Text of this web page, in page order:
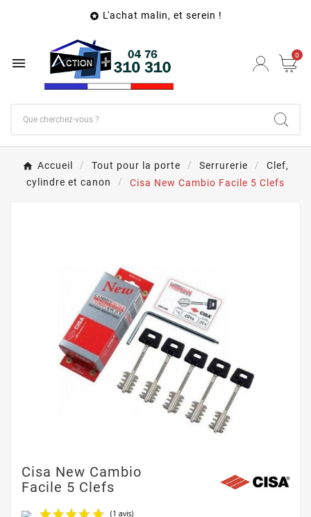
 L'achat malin, et serein !
 0
Accueil Tout pour la porte Serrurerie
Clef,
cylindre et canon
Cisa New Cambio Facile 5 Clefs
Cisa New Cambio
Facile 5 Clefs